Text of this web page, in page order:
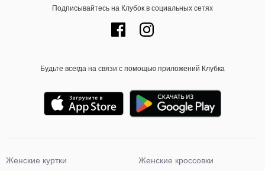
Подписывайтесь на Клубок в социальных сетях
Будьте всегда на связи с помощью приложений Клубка
Женские куртки
Женские кроссовки